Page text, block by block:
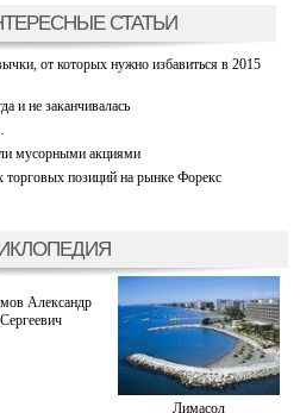
СТАТЬИ
от которых нужно избавиться в 2015
и не заканчивалась
мусорными акциями
позиций на рынке Форекс
Александр
Сергеевич
Лимасол